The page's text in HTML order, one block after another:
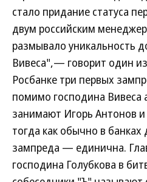
стало придание статуса
двум российским
размывало уникальность
Вивеса",— говорит один
Росбанке три первых
помимо господина Вивеса
занимают Игорь Антонов и
тогда как обычно в
зампреда — единична.
господина Голубкова в